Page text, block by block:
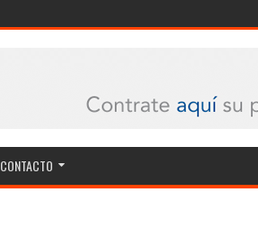
CONTACTO